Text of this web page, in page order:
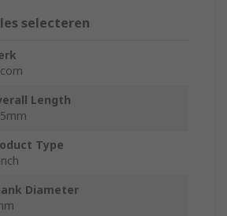
selecteren
Length
Type
Diameter